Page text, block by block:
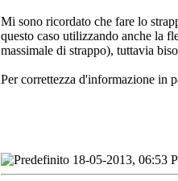
Mi sono ricordato che fare lo
questo caso utilizzando anche la
massimale di strappo), tuttavia
Per correttezza d'informazione in
18-05-2013, 06:53